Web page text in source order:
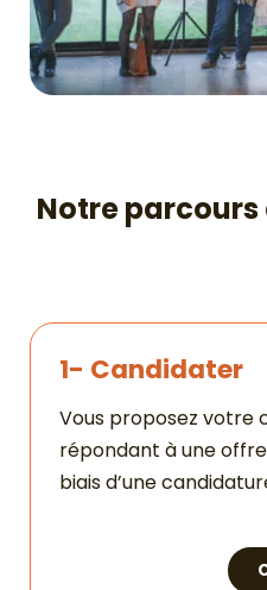
Notre
1- Candidater
Vous proposez votre
répondant à une
biais d’une